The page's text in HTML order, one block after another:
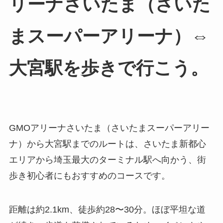
リーナさいたま（さいた
まスーパーアリーナ）⇔
大宮駅を歩きで行こう。
GMOアリーナさいたま（さいたまスーパーアリー
ナ）から大宮駅までのルートは、さいたま新都心
エリアから埼玉最大のターミナル駅へ向かう、街
歩き初心者にもおすすめのコースです。
距離は約2.1km、徒歩約28〜30分。ほぼ平坦な道